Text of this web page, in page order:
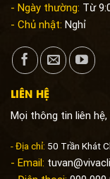
- Ngày thường: Từ
- Chủ nhật: Nghỉ
LIÊN HỆ
Mọi thông tin liên
- Địa chỉ: 50 Trần Khát
- Email: